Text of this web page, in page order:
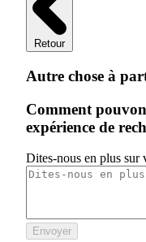
Retour
Autre chose à
Comment
expérience de
Dites-nous en plus sur
Envoyer